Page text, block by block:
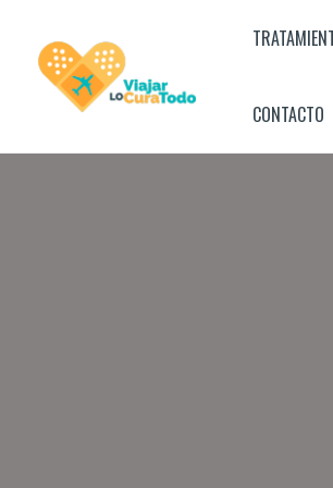
contenido
CONTACTO